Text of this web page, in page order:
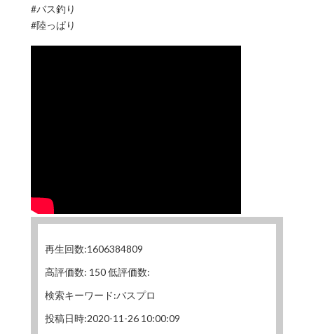
#バス釣り
#陸っぱり
再生回数:1606384809
高評価数: 150 低評価数:
検索キーワード:バスプロ
投稿日時:2020-11-26 10:00:09